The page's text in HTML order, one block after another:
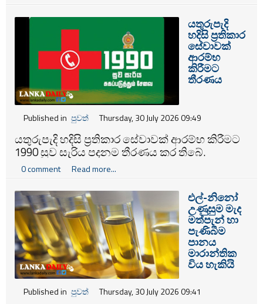
යතුරුපැදි
හදිසි ප්‍රතිකාර
සේවාවක්
ආරම්භ
කිරීමට
තීරණය
Published in පුවත් Thursday, 30 July 2026 09:49
යතුරුපැදි හදිසි ප්‍රතිකාර සේවාවක් ආරම්භ කිරීමට
1990 සුව සැරිය පදනම තීරණය කර තිබේ.
0 comment Read more...
එල්-නිනෝ
උණුසුම මැද
මත්පැන් හා
පැණිබීම
පානය
මාරාන්තික
විය හැකියි
Published in පුවත් Thursday, 30 July 2026 09:41